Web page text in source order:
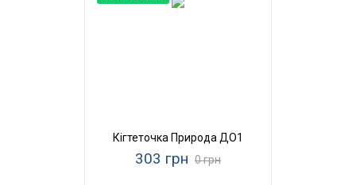
Кігтеточка Природа ДО1
303 грн 0 грн